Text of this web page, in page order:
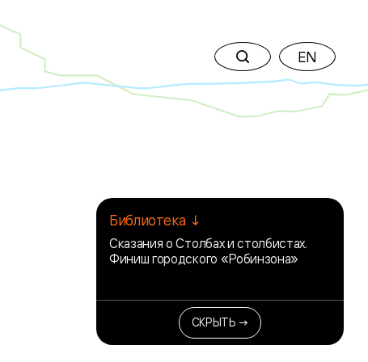
EN
Библиотека ↓
Сказания о Столбах и столбистах.
Финиш городского «Робинзона»
СКРЫТЬ →